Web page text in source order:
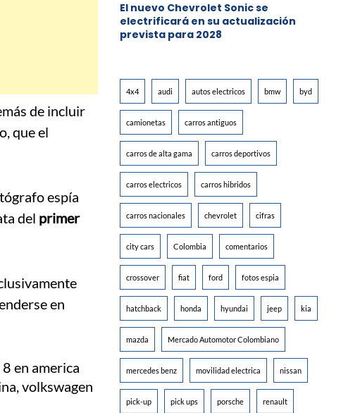
de incluir
que el
espía
del primer
en
El nuevo Chevrolet Sonic se
electrificará en su actualización
prevista para 2028
4x4 audi autos electricos bmw byd
camionetas carros antiguos
carros de alta gama carros deportivos
carros electricos carros hibridos
carros nacionales chevrolet cifras
city cars Colombia comentarios
crossover fiat ford fotos espia
hatchback honda hyundai jeep kia
mazda Mercado Automotor Colombiano
mercedes benz movilidad electrica nissan
pick-up pick ups porsche renault